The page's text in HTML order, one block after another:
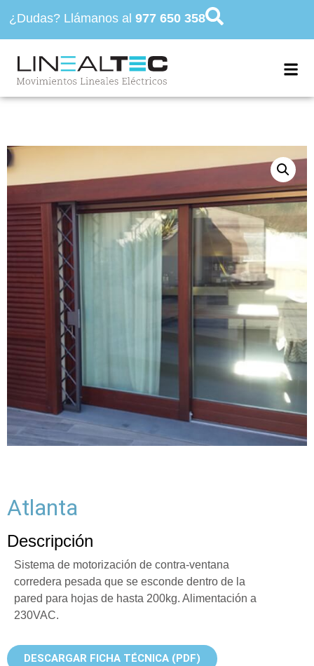
¿Dudas? Llámanos al 977 650 358
Atlanta
Descripción
Sistema de motorización de contra-ventana
corredera pesada que se esconde dentro de la
pared para hojas de hasta 200kg. Alimentación a
230VAC.
DESCARGAR FICHA TÉCNICA (PDF)